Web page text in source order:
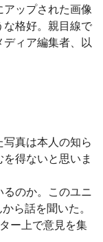
ップされた画像
格好。親目線で
ィア編集者、以
真は本人の知ら
得ないと思いま
のか。このユニ
ら話を聞いた。
ー上で意見を集